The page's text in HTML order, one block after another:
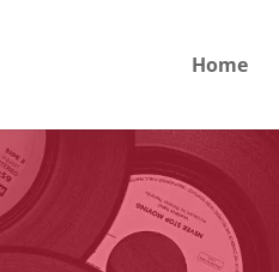
Home